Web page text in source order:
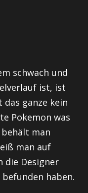
schwach und
ist, ist
das ganze kein
Pokemon was
man
man auf
die Designer
haben.